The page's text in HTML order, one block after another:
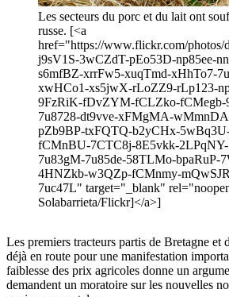
Les secteurs du porc et du lait ont
russe. [<a
href="https://www.flickr.com/photos/
j9sV1S-3wCZdT-pEo53D-np85ee-
s6mfBZ-xrrFw5-xuqTmd-xHhTo7-
xwHCo1-xs5jwX-rLoZZ9-rLp123-
9FzRiK-fDvZYM-fCLZko-
7u8728-dt9vve-xFMgMA-
pZb9BP-txFQTQ-b2yCHx-
fCMnBU-7CTC8j-8E5vkk-
7u83gM-7u85de-58TLMo-bpaRuP-
4HNZkb-w3QZp-fCMnmy-
7uc47L" target="_blank"
Solabarrieta/Flickr]</a>]
Les premiers tracteurs partis de Bretagne et
déjà en route pour une manifestation
faiblesse des prix agricoles donne un
demandent un moratoire sur les nouvelles